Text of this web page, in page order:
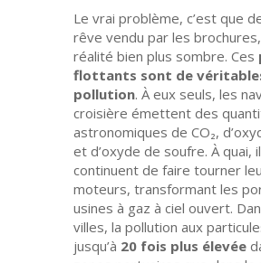
Le vrai problème, c’est que
rêve vendu par les
réalité bien plus sombre. Ces
flottants sont de
pollution. À eux seuls, les
croisière émettent des
astronomiques de CO₂,
et d’oxyde de soufre. À quai,
continuent de faire tourner
moteurs, transformant les
usines à gaz à ciel ouvert.
villes, la pollution aux
jusqu’à 20 fois plus élevée